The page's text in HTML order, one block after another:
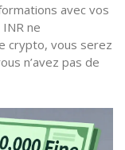
avec vos
ne
crypto, vous serez
n’avez pas de